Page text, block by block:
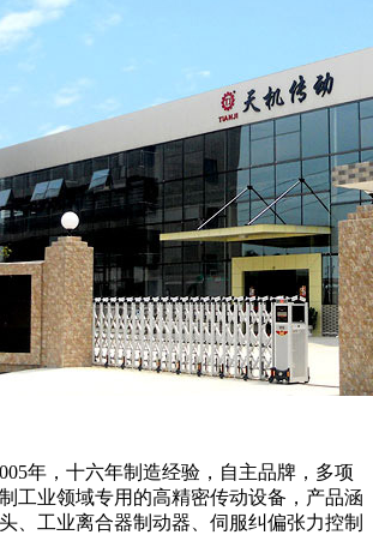
年，十六年制造经验，自主品牌，多项
工业领域专用的高精密传动设备，产品涵
、工业离合器制动器、伺服纠偏张力控制